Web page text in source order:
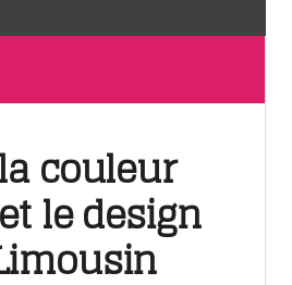
couleur
le design